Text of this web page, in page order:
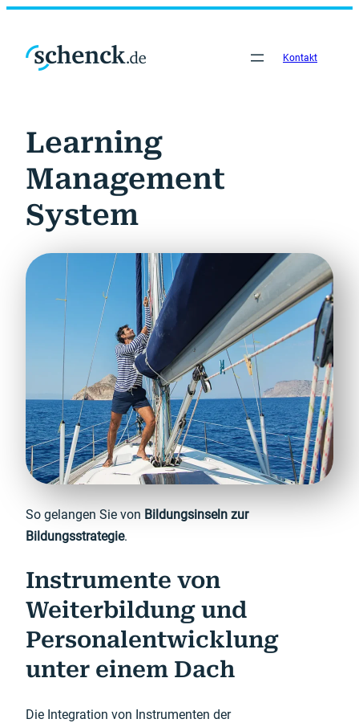
springen
Kontakt
Learning
Management
System
So gelangen Sie von Bildungsinseln zur
Bildungsstrategie.
Instrumente von
Weiterbildung und
Personalentwicklung
unter einem Dach
Die Integration von Instrumenten der